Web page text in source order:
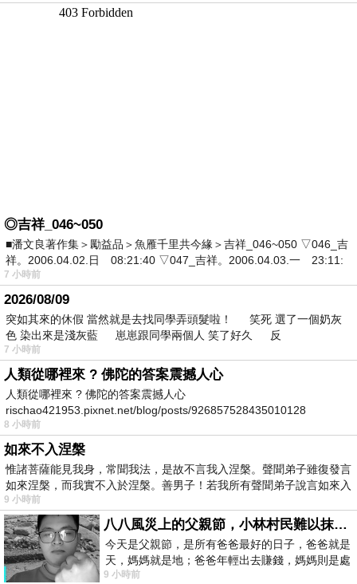
◎吉祥_046~050
■潘文良著作集＞勵益品＞魚雁千里共今緣＞吉祥_046~050 ▽046_吉
祥。2006.04.02.日 08:21:40 ▽047_吉祥。2006.04.03.一 23:11:
7 小時前
2026/08/09
突如其來的休假 當然就是去找同學弄頭髮啦！ 笑死 選了一個奶灰
色 染出來是淺灰藍 崽崽跟同學兩個人 笑了好久 反
7 小時前
人類從哪裡來 ? 佛陀的答案震撼人心
人類從哪裡來 ? 佛陀的答案震撼人心
rischao421953.pixnet.net/blog/posts/926857528435010128
8 小時前
如來不入涅槃
惟諸菩薩能見我身，常聞我法，是故不言我入涅槃。聲聞弟子雖復發言
如來涅槃，而我實不入於涅槃。善男子！若我所有聲聞弟子說言如來入
9 小時前
八八風災上的父親節，小林村民難以抹滅的痛
今天是父親節，是所有爸爸最好的日子，爸爸就是
天，媽媽就是地；爸爸年輕出去賺錢，媽媽則是處
理家務，職業不分高低貴賤，只有人品才
9 小時前